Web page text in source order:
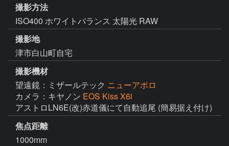
撮影方法
ISO400 ホワイトバランス 太陽光 RAW
撮影地
津市白山町自宅
撮影機材
望遠鏡：ミザールテック ニューアポロ
カメラ：キヤノン EOS Kiss X6i
アストロLN6E(改)赤道儀にて自動追尾 (簡易据え付け)
焦点距離
1000mm